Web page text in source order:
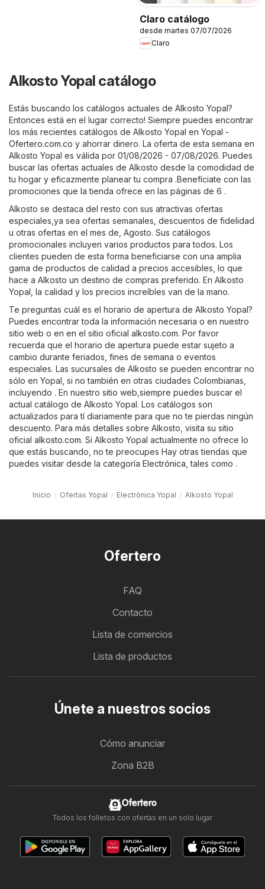
Claro catálogo
desde martes 07/07/2026
Claro
Alkosto Yopal catálogo
Estás buscando los catálogos actuales de Alkosto Yopal?
Entonces está en el lugar correcto! Siempre puedes encontrar
los más recientes catálogos de Alkosto Yopal en Yopal -
Ofertero.com.co y ahorrar dinero. La oferta de esta semana en
Alkosto Yopal es válida por 01/08/2026 - 07/08/2026. Puedes
buscar las ofertas actuales de Alkosto desde la comodidad de
tu hogar y eficazmente planear tu compra .Benefíciate con las
promociones que la tienda ofrece en las páginas de 6 .
Alkosto se destaca del resto con sus atractivas ofertas
especiales,ya sea ofertas semanales, descuentos de fidelidad
u otras ofertas en el mes de, Agosto. Sus catálogos
promocionales incluyen varios productos para todos. Los
clientes pueden de esta forma beneficiarse con una amplia
gama de productos de calidad a precios accesibles, lo que
hace a Alkosto un destino de compras preferido. En Alkosto
Yopal, la calidad y los precios increíbles van de la mano.
Te preguntas cuál es el horario de apertura de Alkosto Yopal?
Puedes encontrar toda la información necesaria o en nuestro
sitio web o en en el sitio oficial alkosto.com. Por favor
recuerda que el horario de apertura puede estar sujeto a
cambio durante feriados, fines de semana o eventos
especiales. Las sucursales de Alkosto se pueden encontrar no
sólo en Yopal, si no también en otras ciudades Colombianas,
incluyendo . En nuestro sitio web,siempre puedes buscar el
actual catálogo de Alkosto Yopal. Los catálogos son
actualizados para tí diariamente para que no te pierdas ningún
descuento. Para más detalles sobre Alkosto, visita su sitio
oficial alkosto.com. Si Alkosto Yopal actualmente no ofrece lo
que estás buscando, no te preocupes Hay otras tiendas que
puedes visitar desde la categoría Electrónica , tales como .
Inicio Ofertas Yopal Electrónica Yopal Alkosto Yopal
Ofertero
FAQ
Contacto
Lista de comercios
Lista de productos
Únete a nuestros socios
Cómo anunciar
Zona B2B
Ofertero
Todos los folletos con ofertas en un solo lugar